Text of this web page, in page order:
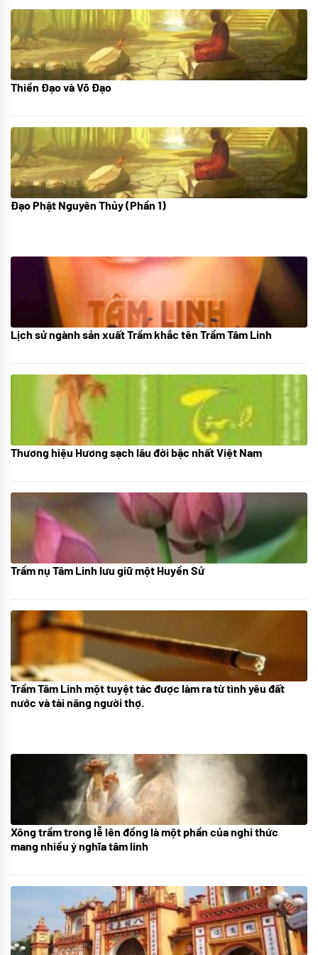
30/11/2022
Thiền Đạo và Võ Đạo
08/06/2022
Đạo Phật Nguyên Thủy (Phần 1)
21/10/2025
Lịch sử ngành sản xuất Trầm khắc tên Trầm Tâm Linh
18/10/2025
Thương hiệu Hương sạch lâu đời bậc nhất Việt Nam
05/10/2025
Trầm nụ Tâm Linh lưu giữ một Huyền Sử
09/06/2024
Trầm Tâm Linh một tuyệt tác được làm ra từ tình yêu đất
nước và tài năng người thợ.
21/07/2024
Xông trầm trong lễ lên đồng là một phần của nghi thức
mang nhiều ý nghĩa tâm linh